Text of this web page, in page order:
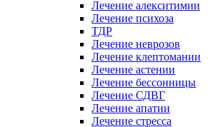
Лечение алекситимии
Лечение психоза
ТДР
Лечение неврозов
Лечение клептомании
Лечение астении
Лечение бессонницы
Лечение СДВГ
Лечение апатии
Лечение стресса